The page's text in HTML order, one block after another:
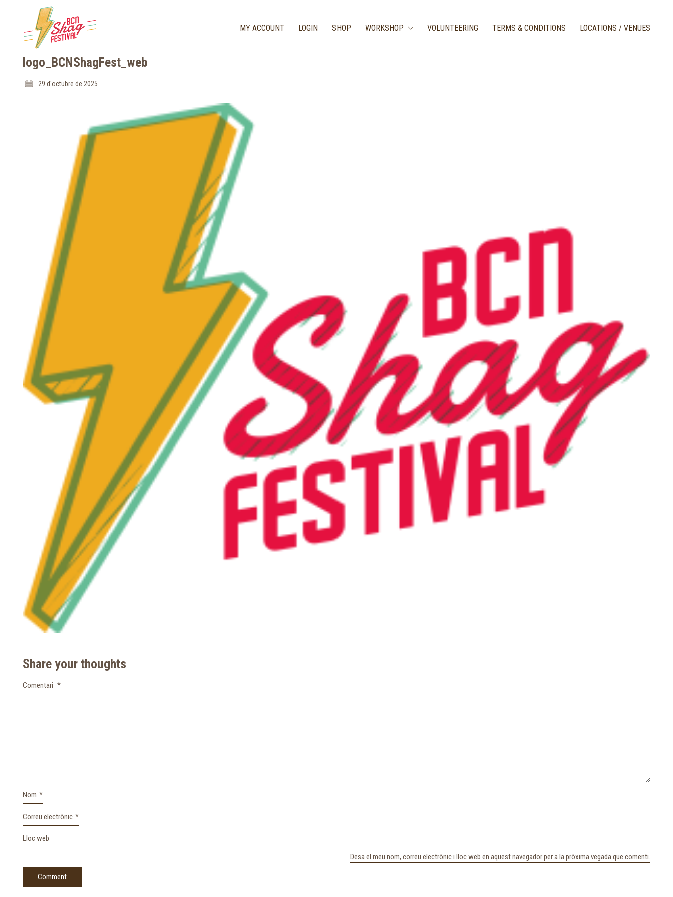
MY ACCOUNT LOGIN SHOP WORKSHOP VOLUNTEERING TERMS & CONDITIONS LOCATIONS / VENUES
logo_BCNShagFest_web
29 d'octubre de 2025
Share your thoughts
Comentari *
Nom *
Correu electrònic *
Lloc web
Desa el meu nom, correu electrònic i lloc web en aquest navegador per a la pròxima vegada que comenti.